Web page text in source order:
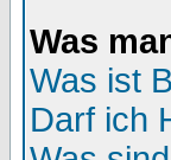
Was
Was ist
Darf ich